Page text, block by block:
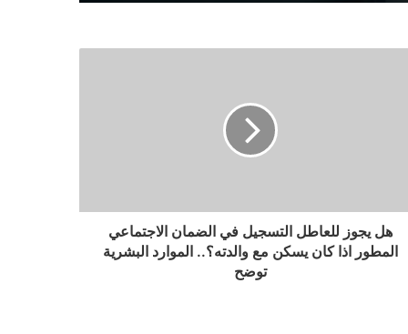
هل يجوز للعاطل التسجيل في الضمان الاجتماعي
المطور اذا كان يسكن مع والدته؟.. الموارد البشرية
توضح